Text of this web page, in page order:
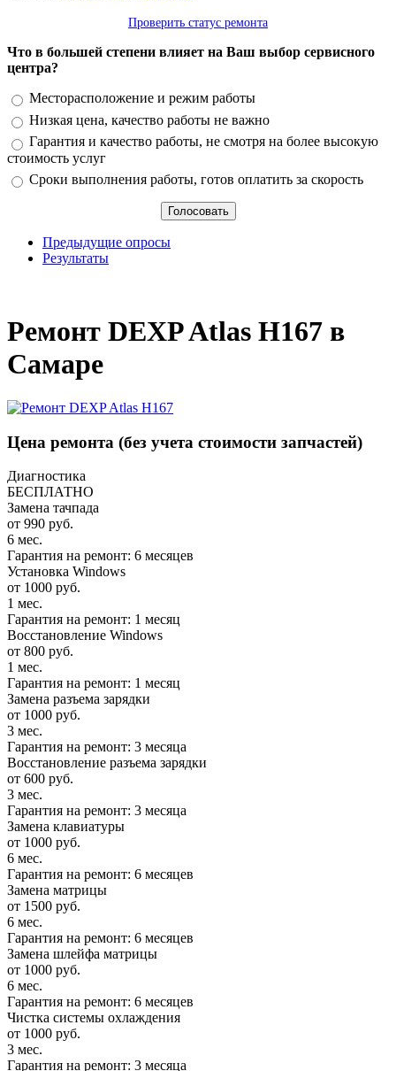
Проверить статус ремонта
Что в большей степени влияет на Ваш выбор сервисного
центра?
Варианты
Месторасположение и режим работы
Низкая цена, качество работы не важно
Гарантия и качество работы, не смотря на более высокую
стоимость услуг
Сроки выполнения работы, готов оплатить за скорость
Предыдущие опросы
Результаты
Ремонт DEXP Atlas H167 в
Самаре
Цена ремонта (без учета стоимости запчастей)
Диагностика
БЕСПЛАТНО
Замена тачпада
от 990 руб.
6 мес.
Гарантия на ремонт: 6 месяцев
Установка Windows
от 1000 руб.
1 мес.
Гарантия на ремонт: 1 месяц
Восстановление Windows
от 800 руб.
1 мес.
Гарантия на ремонт: 1 месяц
Замена разъема зарядки
от 1000 руб.
3 мес.
Гарантия на ремонт: 3 месяца
Восстановление разъема зарядки
от 600 руб.
3 мес.
Гарантия на ремонт: 3 месяца
Замена клавиатуры
от 1000 руб.
6 мес.
Гарантия на ремонт: 6 месяцев
Замена матрицы
от 1500 руб.
6 мес.
Гарантия на ремонт: 6 месяцев
Замена шлейфа матрицы
от 1000 руб.
6 мес.
Гарантия на ремонт: 6 месяцев
Чистка системы охлаждения
от 1000 руб.
3 мес.
Гарантия на ремонт: 3 месяца